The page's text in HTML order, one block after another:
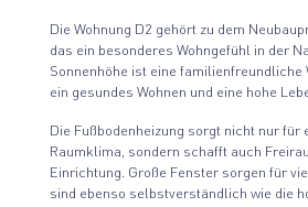
Die Wohnung D2 gehört zu dem
das ein besonderes Wohngefühl in der
Sonnenhöhe ist eine familienfreundliche
ein gesundes Wohnen und eine hohe
Die Fußbodenheizung sorgt nicht nur für
Raumklima, sondern schafft auch
Einrichtung. Große Fenster sorgen für
sind ebenso selbstverständlich wie die